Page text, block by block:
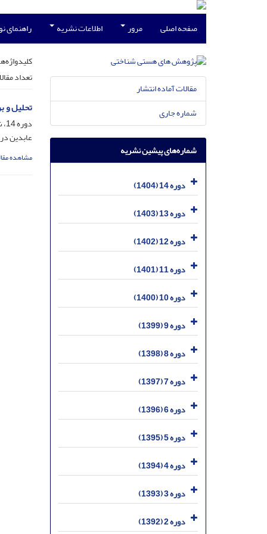
صفحه اصلی مرور اطلاعات نشریه راهنمای
تعداد
تحلیل و
دوره 14، شماره 27، شهریور 1404، صفحه
عابدین
مشاهده
مقالات آماده انتشار
شماره جاری
شماره‌های پیشین نشریه
دوره 14 (1404)
دوره 13 (1403)
دوره 12 (1402)
دوره 11 (1401)
دوره 10 (1400)
دوره 9 (1399)
دوره 8 (1398)
دوره 7 (1397)
دوره 6 (1396)
دوره 5 (1395)
دوره 4 (1394)
دوره 3 (1393)
دوره 2 (1392)